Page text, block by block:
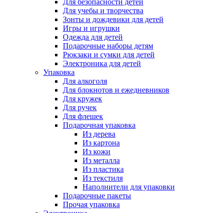
Для учебы и творчества
Зонты и дождевики для детей
Игры и игрушки
Одежда для детей
Подарочные наборы детям
Рюкзаки и сумки для детей
Электроника для детей
Упаковка
Для алкоголя
Для блокнотов и ежедневников
Для кружек
Для ручек
Для флешек
Подарочная упаковка
Из дерева
Из картона
Из кожи
Из металла
Из пластика
Из текстиля
Наполнители для упаковки
Подарочные пакеты
Прочая упаковка